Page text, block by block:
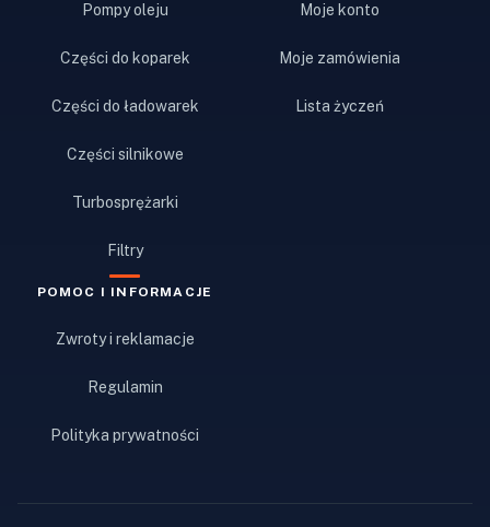
Pompy oleju
Części do koparek
Części do ładowarek
Części silnikowe
Turbosprężarki
Filtry
Moje konto
Moje zamówienia
Lista życzeń
POMOC I INFORMACJE
Zwroty i reklamacje
Regulamin
Polityka prywatności